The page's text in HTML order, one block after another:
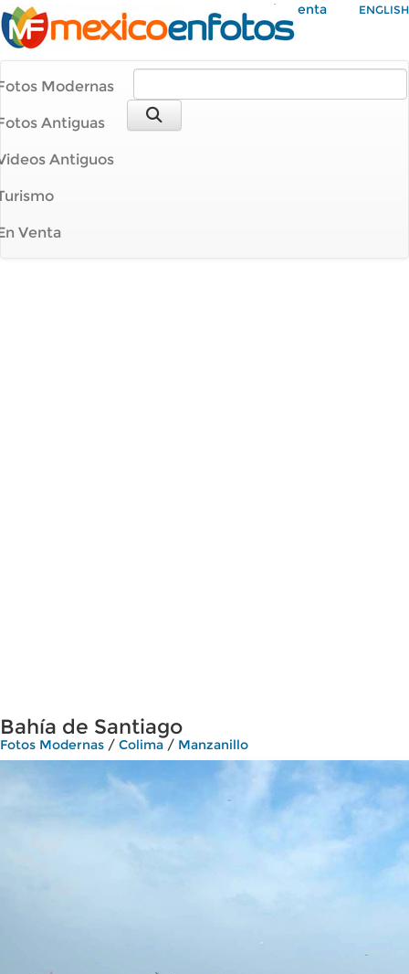
Mi Cuenta ENGLISH
Modernas
Antiguas
Antiguos
Venta
Bahía de Santiago
Fotos Modernas / Colima / Manzanillo